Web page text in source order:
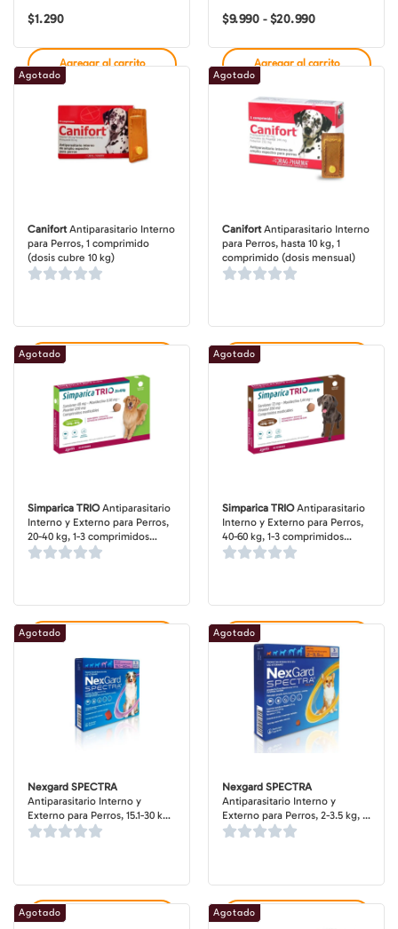
$1.290
Agregar al carrito
$9.990 - $20.990Rango
precios:
desde
$20.990
Agregar al carrito
CanifortAntiparasitario Interno
para Perros, 1 comprimido
(dosis cubre 10 kg)
Agotado
Agregar al carrito
CanifortAntiparasitario Interno
para Perros, hasta 10 kg, 1
comprimido (dosis mensual)
Agotado
Agregar al carrito
Simparica TRIOAntiparasitario
Interno y Externo para Perros,
20-40 kg, 1-3 comprimidos
masticables (dosis mensuales)
Agotado
Agregar al carrito
Simparica TRIOAntiparasitario
Interno y Externo para Perros,
40-60 kg, 1-3 comprimidos
masticables (dosis mensuales)
Agotado
Agregar al carrito
Nexgard SPECTRA
Antiparasitario Interno y
Externo para Perros, 15.1-30 kg,
3 comprimidos masticables
Agotado
Agregar al carrito
Nexgard SPECTRA
Antiparasitario Interno y
Externo para Perros, 2-3.5 kg, 3
comprimidos masticables
Agotado
Agregar al carrito
Agotado Agotado